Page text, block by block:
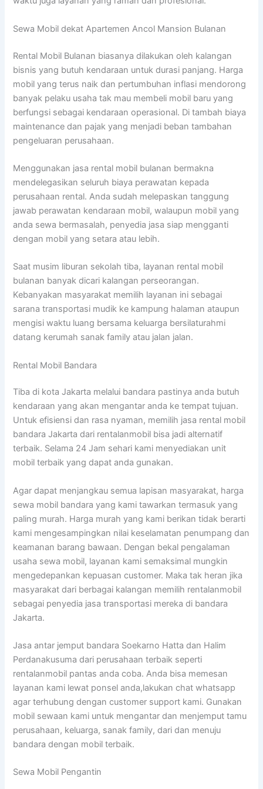
Sewa Mobil dekat Apartemen Ancol Mansion Bulanan
Rental Mobil Bulanan biasanya dilakukan oleh kalangan
bisnis yang butuh kendaraan untuk durasi panjang. Harga
mobil yang terus naik dan pertumbuhan inflasi mendorong
banyak pelaku usaha tak mau membeli mobil baru yang
berfungsi sebagai kendaraan operasional. Di tambah biaya
maintenance dan pajak yang menjadi beban tambahan
pengeluaran perusahaan.
Menggunakan jasa rental mobil bulanan bermakna
mendelegasikan seluruh biaya perawatan kepada
perusahaan rental. Anda sudah melepaskan tanggung
jawab perawatan kendaraan mobil, walaupun mobil yang
anda sewa bermasalah, penyedia jasa siap mengganti
dengan mobil yang setara atau lebih.
Saat musim liburan sekolah tiba, layanan rental mobil
bulanan banyak dicari kalangan perseorangan.
Kebanyakan masyarakat memilih layanan ini sebagai
sarana transportasi mudik ke kampung halaman ataupun
mengisi waktu luang bersama keluarga bersilaturahmi
datang kerumah sanak family atau jalan jalan.
Rental Mobil Bandara
Tiba di kota Jakarta melalui bandara pastinya anda butuh
kendaraan yang akan mengantar anda ke tempat tujuan.
Untuk efisiensi dan rasa nyaman, memilih jasa rental mobil
bandara Jakarta dari rentalanmobil bisa jadi alternatif
terbaik. Selama 24 Jam sehari kami menyediakan unit
mobil terbaik yang dapat anda gunakan.
Agar dapat menjangkau semua lapisan masyarakat, harga
sewa mobil bandara yang kami tawarkan termasuk yang
paling murah. Harga murah yang kami berikan tidak berarti
kami mengesampingkan nilai keselamatan penumpang dan
keamanan barang bawaan. Dengan bekal pengalaman
usaha sewa mobil, layanan kami semaksimal mungkin
mengedepankan kepuasan customer. Maka tak heran jika
masyarakat dari berbagai kalangan memilih rentalanmobil
sebagai penyedia jasa transportasi mereka di bandara
Jakarta.
Jasa antar jemput bandara Soekarno Hatta dan Halim
Perdanakusuma dari perusahaan terbaik seperti
rentalanmobil pantas anda coba. Anda bisa memesan
layanan kami lewat ponsel anda,lakukan chat whatsapp
agar terhubung dengan customer support kami. Gunakan
mobil sewaan kami untuk mengantar dan menjemput tamu
perusahaan, keluarga, sanak family, dari dan menuju
bandara dengan mobil terbaik.
Sewa Mobil Pengantin